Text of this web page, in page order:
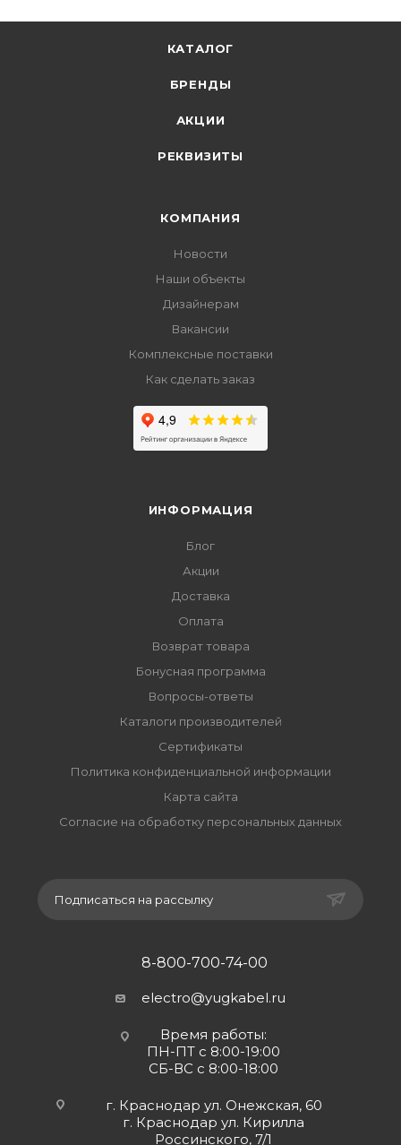
КАТАЛОГ
БРЕНДЫ
АКЦИИ
РЕКВИЗИТЫ
КОМПАНИЯ
Новости
Наши объекты
Дизайнерам
Вакансии
Комплексные поставки
Как сделать заказ
ИНФОРМАЦИЯ
Блог
Акции
Доставка
Оплата
Возврат товара
Бонусная программа
Вопросы-ответы
Каталоги производителей
Сертификаты
Политика конфиденциальной информации
Карта сайта
Согласие на обработку персональных данных
Подписаться на рассылку
8-800-700-74-00
electro@yugkabel.ru
Время работы:
ПН-ПТ с 8:00-19:00
СБ-ВС с 8:00-18:00
г. Краснодар ул. Онежская, 60
г. Краснодар ул. Кирилла
Россинского, 7/1